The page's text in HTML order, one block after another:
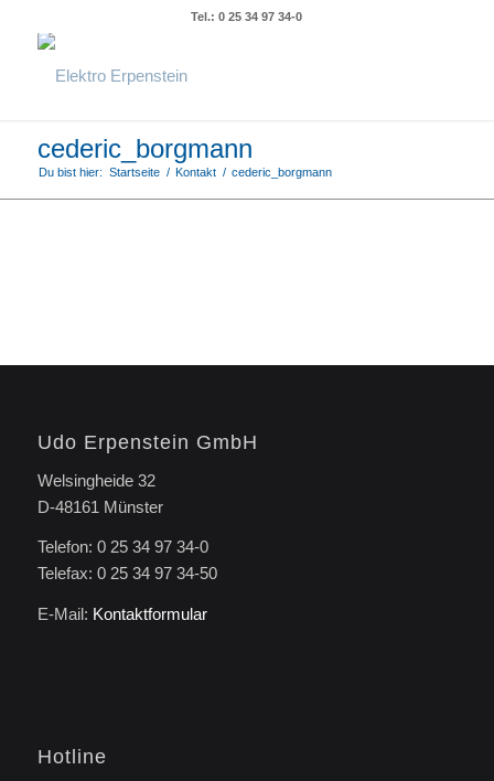
Tel.: 0 25 34 97 34-0
cederic_borgmann
Du bist hier: Startseite / Kontakt / cederic_borgmann
Udo Erpenstein GmbH
Welsingheide 32
D-48161 Münster
Telefon: 0 25 34 97 34-0
Telefax: 0 25 34 97 34-50
E-Mail: Kontaktformular
Hotline